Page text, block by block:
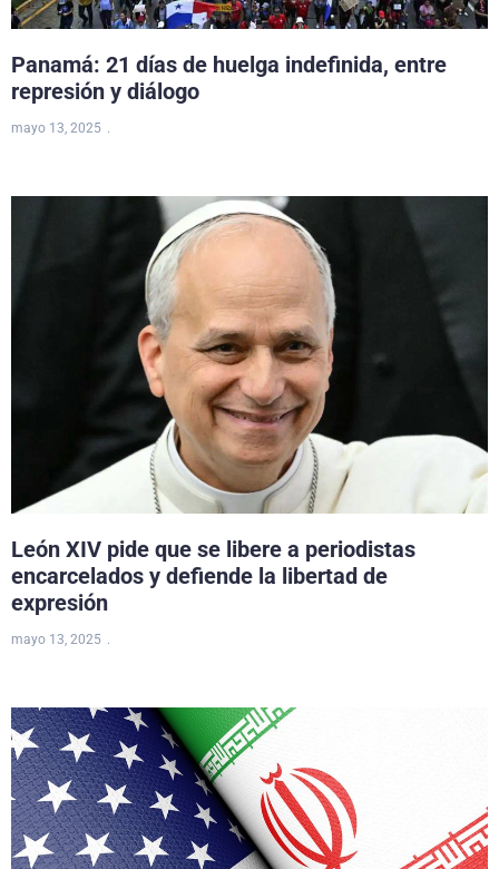
Panamá: 21 días de huelga indefinida, entre
represión y diálogo
mayo 13, 2025
León XIV pide que se libere a periodistas
encarcelados y defiende la libertad de
expresión
mayo 13, 2025